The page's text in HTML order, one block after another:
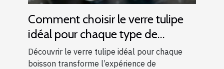
Comment choisir le verre tulipe
idéal pour chaque type de
boisson ?
Découvrir le verre tulipe idéal pour chaque
boisson transforme l’expérience de